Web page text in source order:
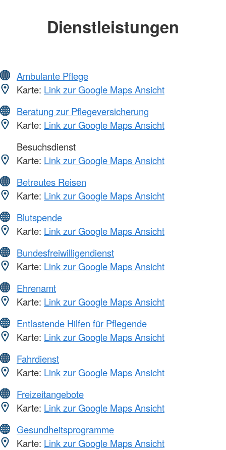
Dienstleistungen
Ambulante Pflege
Karte: Link zur Google Maps Ansicht
Beratung zur Pflegeversicherung
Karte: Link zur Google Maps Ansicht
Besuchsdienst
Karte: Link zur Google Maps Ansicht
Betreutes Reisen
Karte: Link zur Google Maps Ansicht
Blutspende
Karte: Link zur Google Maps Ansicht
Bundesfreiwilligendienst
Karte: Link zur Google Maps Ansicht
Ehrenamt
Karte: Link zur Google Maps Ansicht
Entlastende Hilfen für Pflegende
Karte: Link zur Google Maps Ansicht
Fahrdienst
Karte: Link zur Google Maps Ansicht
Freizeitangebote
Karte: Link zur Google Maps Ansicht
Gesundheitsprogramme
Karte: Link zur Google Maps Ansicht